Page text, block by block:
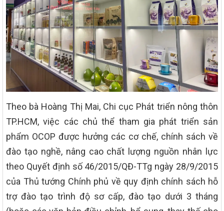
Theo bà Hoàng Thị Mai, Chi cục Phát triển nông thôn
TP.HCM, việc các chủ thể tham gia phát triển sản
phẩm OCOP được hưởng các cơ chế, chính sách về
đào tạo nghề, nâng cao chất lượng nguồn nhân lực
theo Quyết định số 46/2015/QĐ-TTg ngày 28/9/2015
của Thủ tướng Chính phủ về quy định chính sách hỗ
trợ đào tạo trình độ sơ cấp, đào tạo dưới 3 tháng